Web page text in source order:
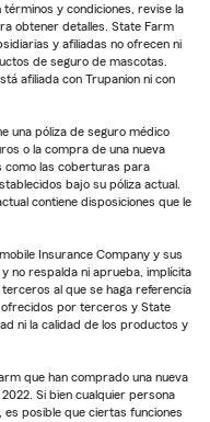
términos y condiciones, revise la
obtener detalles. State Farm
y afiliadas no ofrecen ni
de seguro de mascotas.
afiliada con Trupanion ni con
una póliza de seguro médico
o la compra de una nueva
como las coberturas para
bajo su póliza actual.
contiene disposiciones que le
Insurance Company y sus
no respalda ni aprueba, implícita
al que se haga referencia
por terceros y State
ni la calidad de los productos y
que han comprado una nueva
Si bien cualquier persona
es posible que ciertas funciones